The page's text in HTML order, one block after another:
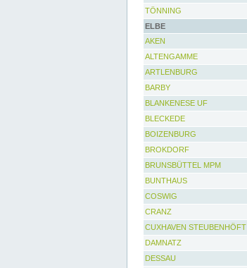
TÖNNING
ELBE
AKEN
ALTENGAMME
ARTLENBURG
BARBY
BLANKENESE UF
BLECKEDE
BOIZENBURG
BROKDORF
BRUNSBÜTTEL MPM
BUNTHAUS
COSWIG
CRANZ
CUXHAVEN STEUBENHÖFT
DAMNATZ
DESSAU